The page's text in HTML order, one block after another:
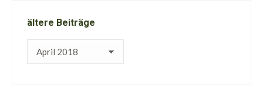
ältere Beiträge
ältere